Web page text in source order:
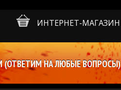
ИНТЕРНЕТ-МАГАЗИН
(ОТВЕТИМ НА ЛЮБЫЕ ВОПРОСЫ)